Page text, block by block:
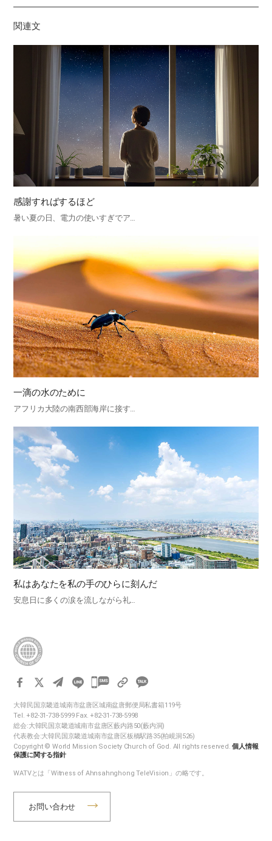
기
関連文
感謝すればするほど
暑い夏の日、電力の使いすぎでア…
一滴の水のために
アフリカ大陸の南西部海岸に接す…
私はあなたを私の手のひらに刻んだ
安息日に多くの涙を流しながら礼…
카
오
톡
공
하
大韓民国京畿道城南市盆唐区城南盆唐郵便局私書箱119号
Tel. +82-31-738-5999 Fax. +82-31-738-5998
総会:大韓民国京畿道城南市盆唐区藪内路50(藪内洞)
代表教会:大韓民国京畿道城南市盆唐区板橋駅路35(柏峴洞526)
Copyright © World Mission Society Church of God. All rights reserved.個人情報
保護に関する指針
WATVとは「Witness of Ahnsahnghong TeleVision」の略です。
お問い合わせ